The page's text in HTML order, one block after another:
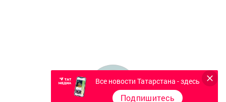
Все новости Татарстана - здесь
Подпишитесь